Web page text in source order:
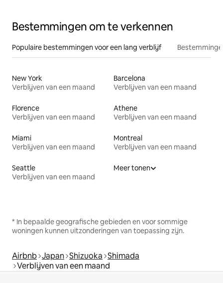
Bestemmingen om te verkennen
Populaire bestemmingen voor een lang verblijf
New York
Verblijven van een maand
Barcelona
Verblijven van een maand
Florence
Verblijven van een maand
Athene
Verblijven van een maand
Miami
Verblijven van een maand
Montreal
Verblijven van een maand
Seattle
Verblijven van een maand
Meer tonen
* In bepaalde geografische gebieden en voor sommige
woningen kunnen uitzonderingen van toepassing zijn.
Airbnb Japan Shizuoka Shimada
Verblijven van een maand